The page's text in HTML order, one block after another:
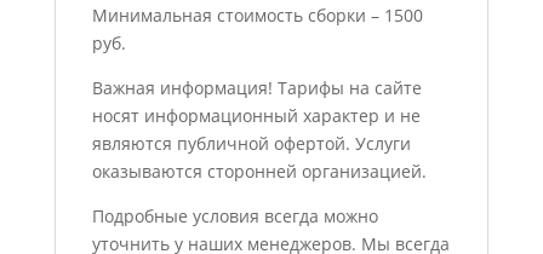
Минимальная стоимость сборки – 1500
руб.
Важная информация! Тарифы на сайте
носят информационный характер и не
являются публичной офертой. Услуги
оказываются сторонней организацией.
Подробные условия всегда можно
уточнить у наших менеджеров. Мы всегда